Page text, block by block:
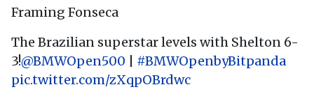
Framing Fonseca
The Brazilian superstar levels with Shelton 6-
3!@BMWOpen500
#BMWOpenbyBitpanda
pic.twitter.com/zXqpOBrdwc